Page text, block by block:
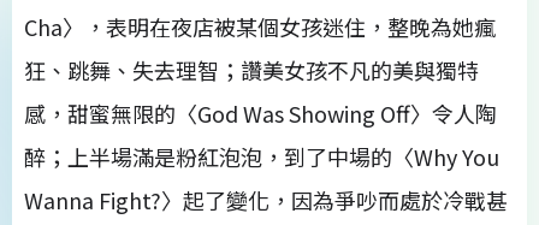
Cha〉，表明在夜店被某個女孩迷住，整晚為她瘋
狂、跳舞、失去理智；讚美女孩不凡的美與獨特
感，甜蜜無限的〈God Was Showing Off〉令人陶
醉；上半場滿是粉紅泡泡，到了中場的〈Why You
Wanna Fight?〉起了變化，因為爭吵而處於冷戰甚